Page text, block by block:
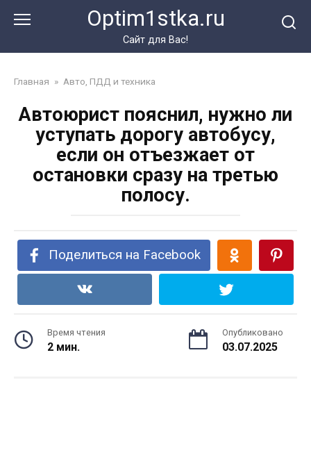
Optim1stka.ru
Сайт для Вас!
Главная » Авто, ПДД и техника
Автоюрист пояснил, нужно ли
уступать дорогу автобусу,
если он отъезжает от
остановки сразу на третью
полосу.
Поделиться на Facebook
Время чтения
2 мин.
Опубликовано
03.07.2025